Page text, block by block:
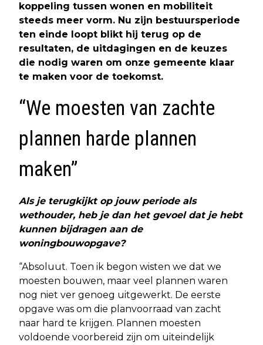
koppeling tussen wonen en mobiliteit
steeds meer vorm. Nu zijn bestuursperiode
ten einde loopt blikt hij terug op de
resultaten, de uitdagingen en de keuzes
die nodig waren om onze gemeente klaar
te maken voor de toekomst.
“We moesten van zachte
plannen harde plannen
maken”
Als je terugkijkt op jouw periode als
wethouder, heb je dan het gevoel dat je hebt
kunnen bijdragen aan de
woningbouwopgave?
“Absoluut. Toen ik begon wisten we dat we
moesten bouwen, maar veel plannen waren
nog niet ver genoeg uitgewerkt. De eerste
opgave was om die planvoorraad van zacht
naar hard te krijgen. Plannen moesten
voldoende voorbereid zijn om uiteindelijk